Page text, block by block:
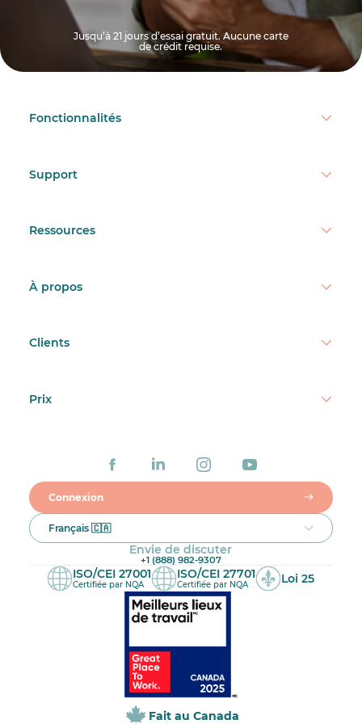
Jusqu’à 21 jours d’essai gratuit. Aucune carte
de crédit requise.
Fonctionnalités
Support
Ressources
À propos
Clients
Prix
Connexion
Français 🇨🇦
Envie de discuter
+1 (888) 982-9307
ISO/CEI 27001
Certifiée par NQA
ISO/CEI 27701
Certifiée par NQA Loi 25
Fait au Canada